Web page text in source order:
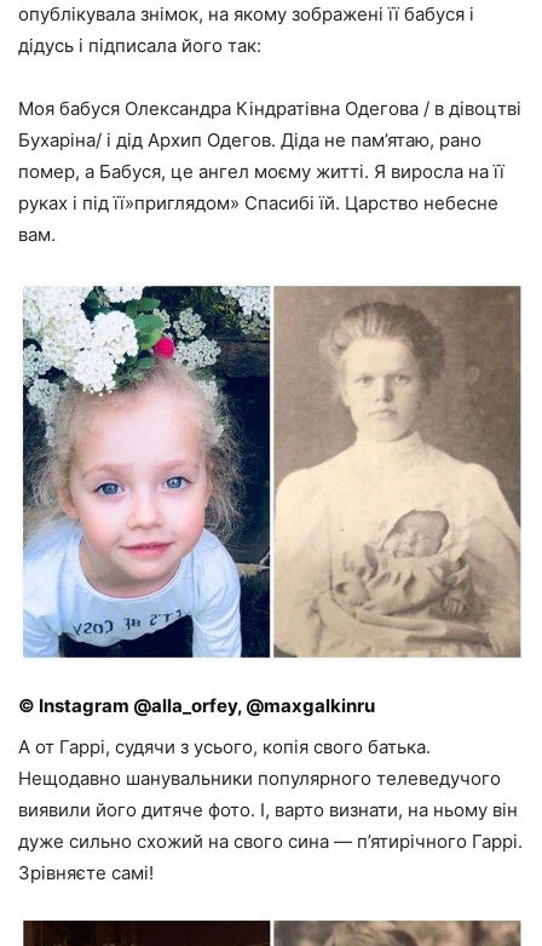
опублікувала знімок, на якому зображені її бабуся і
дідусь і підписала його так:
Моя бабуся Олександра Кіндратівна Одегова / в дівоцтві
Бухаріна/ і дід Архип Одегов. Діда не пам’ятаю, рано
помер, а Бабуся, це ангел моєму житті. Я виросла на її
руках і під її»приглядом» Спасибі їй. Царство небесне
вам.
© Instagram @alla_orfey, @maxgalkinru
А от Гаррі, судячи з усього, копія свого батька.
Нещодавно шанувальники популярного телеведучого
виявили його дитяче фото. І, варто визнати, на ньому він
дуже сильно схожий на свого сина — п’ятирічного Гаррі.
Зрівняєте самі!